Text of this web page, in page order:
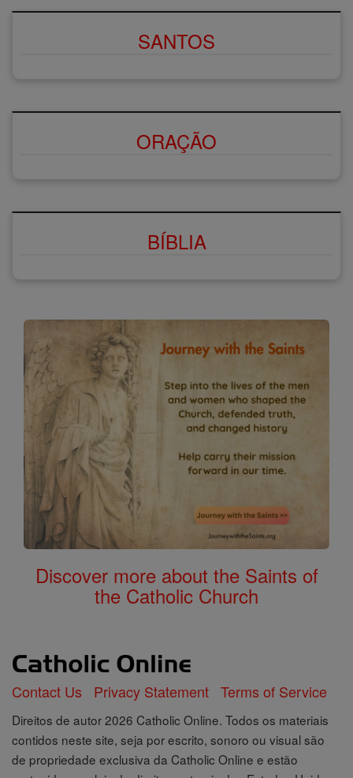
SANTOS
ORAÇÃO
BÍBLIA
Discover more about the Saints of
the Catholic Church
Contact Us Privacy Statement Terms of Service
Direitos de autor 2026 Catholic Online. Todos os materiais
contidos neste site, seja por escrito, sonoro ou visual são
de propriedade exclusiva da Catholic Online e estão